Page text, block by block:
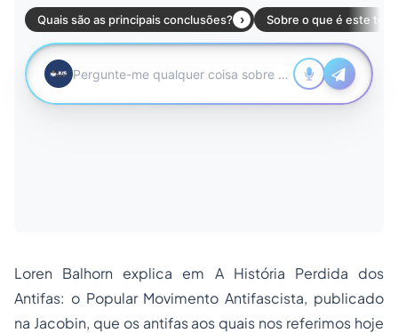
Loren Balhorn explica em A História Perdida dos
Antifas: o Popular Movimento Antifascista, publicado
na Jacobin, que os antifas aos quais nos referimos hoje